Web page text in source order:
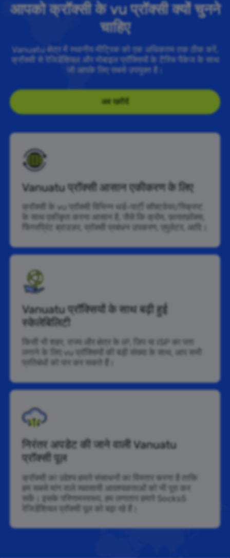
आपको क्रॉक्सी के vu प्रॉक्सी क्यों चुनने
चाहिए
Vanuatu क्षेत्र में स्थानीय मीट्रिक को एक अधिकतम तक ठीक करें,
क्रॉक्सी से रेजिडेंशियल और मोबाइल प्रॉक्सियों के टैरिफ पैकेज के साथ
जो आपके लिए सबसे उपयुक्त है।
अब खरीदें
Vanuatu प्रॉक्सी आसान एकीकरण के लिए
क्रॉक्सी के vu प्रॉक्सी विभिन्न थर्ड-पार्टी सॉफ़्टवेयर/स्क्रिप्ट
के साथ एकीकृत करना आसान है, जैसे कि क्रोम, फ़ायरफ़ॉक्स,
फिंगरप्रिंट ब्राउज़र, प्रॉक्सी प्रबंधन उपकरण, एमुलेटर, आदि।
Vanuatu प्रॉक्सियों के साथ बढ़ी हुई
स्केलेबिलिटी
किसी भी शहर, राज्य और क्षेत्र के IP, ज़िप या ISP का पता
लगाने के लिए vu प्रॉक्सियों की बड़ी संख्या के साथ, आप सभी
प्रतिबंधों को पार कर सकते हैं।
निरंतर अपडेट की जाने वाली Vanuatu
प्रॉक्सी पूल
क्रॉक्सी का उद्देश्य हमारे संसाधनों का विस्तार करना है ताकि
हम सबसे मांग वाले व्यवसायी आवश्यकताओं को भी पूरा कर
सकें। इसके परिणामस्वरूप, हम लगातार हमारे Socks5
रेजिडेंशियल प्रॉक्सी पूल को बढ़ा रहे हैं।